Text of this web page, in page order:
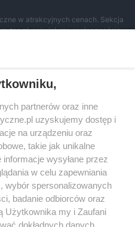
w atrakcyjnych cenach. Sekcja
największą społecznością
temu możesz wybierać spośród
przez czytelników.
partnerów oraz inne
uzyskujemy dostęp i
na urządzeniu oraz
takie jak unikalne
wysyłane przez
w celu zapewniania
wybór spersonalizowanych
badanie odbiorców oraz
Użytkownika my i Zaufani
dokładnych danych